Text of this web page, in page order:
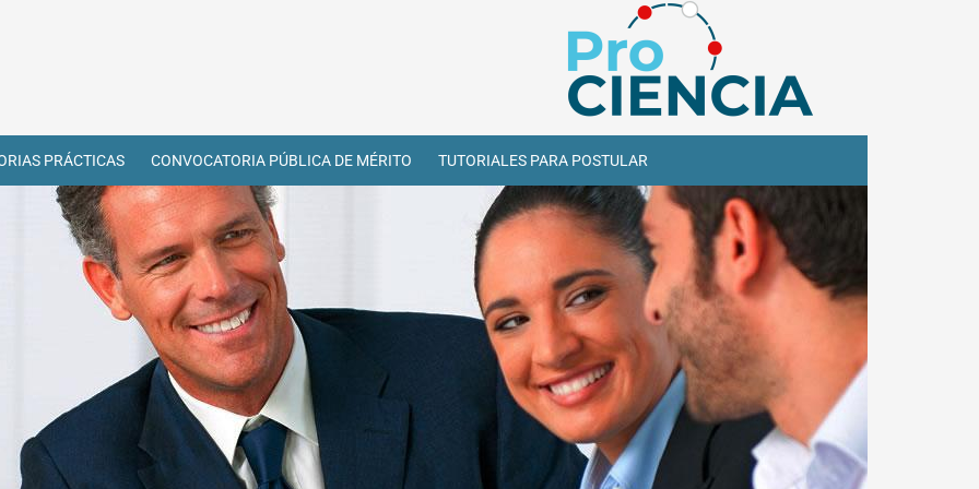
PRÁCTICAS CONVOCATORIA PÚBLICA DE MÉRITO TUTORIALES PARA POSTULAR